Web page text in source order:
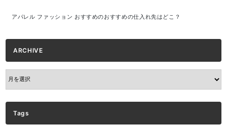
アパレル ファッション おすすめのおすすめの仕入れ先はどこ？
ARCHIVE
ARCHIVE
Tags